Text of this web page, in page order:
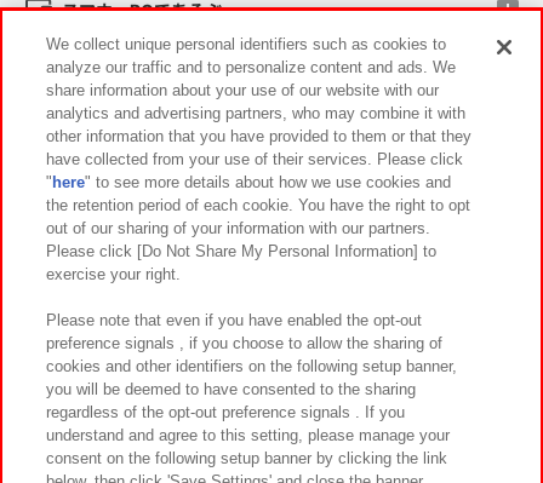
スマホ・PCであそぶ
イベント・キャンペーン
関連会社 サステナビリティ サイトポリシー
プライバシーポリシー ウェブアクセシビリティ方針と検証結果
お取引先さまとともに
カスタマーハラスメント対応方針 よくあるご質問・お問い合わせ
We collect unique personal identifiers such as cookies to
analyze our traffic and to personalize content and ads. We
share information about your use of our website with our
analytics and advertising partners, who may combine it with
other information that you have provided to them or that they
have collected from your use of their services. Please click
" here" to see more details about how we use cookies and
the retention period of each cookie. You have the right to opt
out of our sharing of your information with our partners.
Please click [Do Not Share My Personal Information] to
exercise your right.
Please note that even if you have enabled the opt-out
preference signals , if you choose to allow the sharing of
cookies and other identifiers on the following setup banner,
you will be deemed to have consented to the sharing
regardless of the opt-out preference signals . If you
understand and agree to this setting, please manage your
consent on the following setup banner by clicking the link